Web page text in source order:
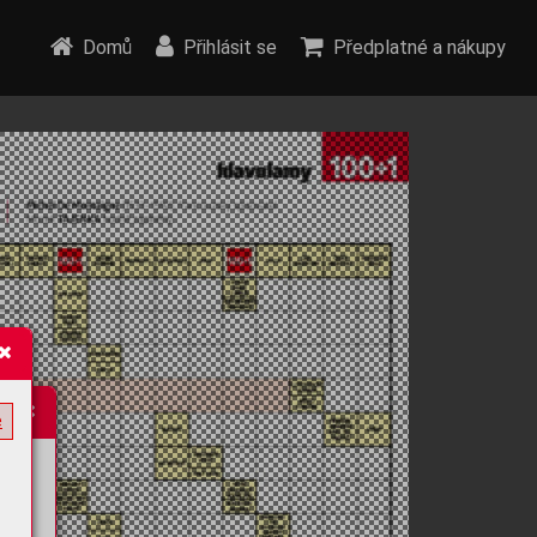
Domů Přihlásit se Předplatné a nákupy